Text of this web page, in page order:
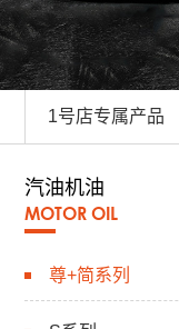
1号店专属产品
汽油机油
MOTOR OIL
尊+简系列